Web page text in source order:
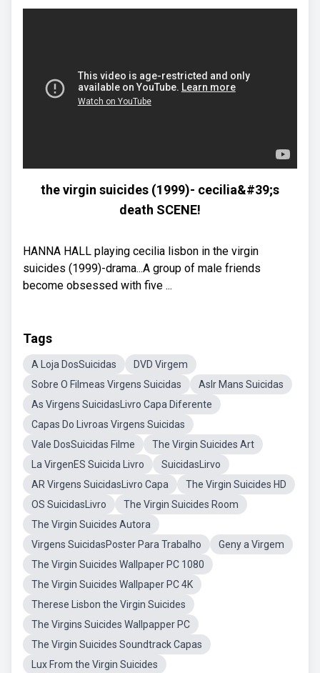
the virgin suicides (1999)- cecilia&#39;s
death SCENE!
HANNA HALL playing cecilia lisbon in the virgin
suicides (1999)-drama...A group of male friends
become obsessed with five ...
Tags
A Loja DosSuicidas
DVD Virgem
Sobre O Filmeas Virgens Suicidas
AsIr Mans Suicidas
As Virgens SuicidasLivro Capa Diferente
Capas Do Livroas Virgens Suicidas
Vale DosSuicidas Filme
The Virgin Suicides Art
La VirgenES Suicida Livro
SuicidasLirvo
AR Virgens SuicidasLivro Capa
The Virgin Suicides HD
OS SuicidasLivro
The Virgin Suicides Room
The Virgin Suicides Autora
Virgens SuicidasPoster Para Trabalho
Geny a Virgem
The Virgin Suicides Wallpaper PC 1080
The Virgin Suicides Wallpaper PC 4K
Therese Lisbon the Virgin Suicides
The Virgins Suicides Wallpapper PC
The Virgin Suicides Soundtrack Capas
Lux From the Virgin Suicides